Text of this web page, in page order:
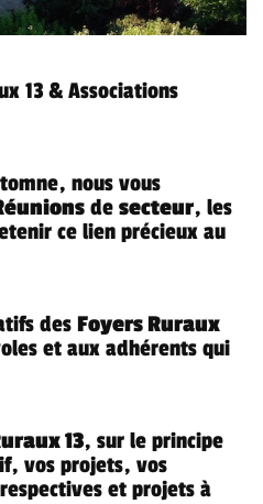
13 & Associations
nous vous
desecteur, les
ce lien précieux au
desFoyers Ruraux
et aux adhérents qui
13, sur le principe
vos projets, vos
et projets à